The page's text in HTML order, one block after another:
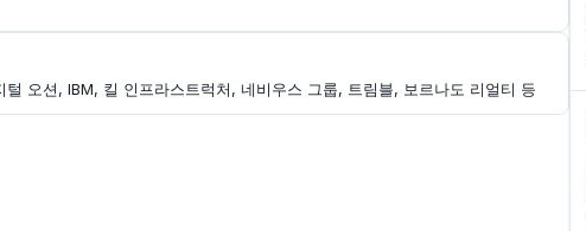
오션, IBM, 킬 인프라스트럭처, 네비우스 그룹, 트림블, 보르나도 리얼티 등